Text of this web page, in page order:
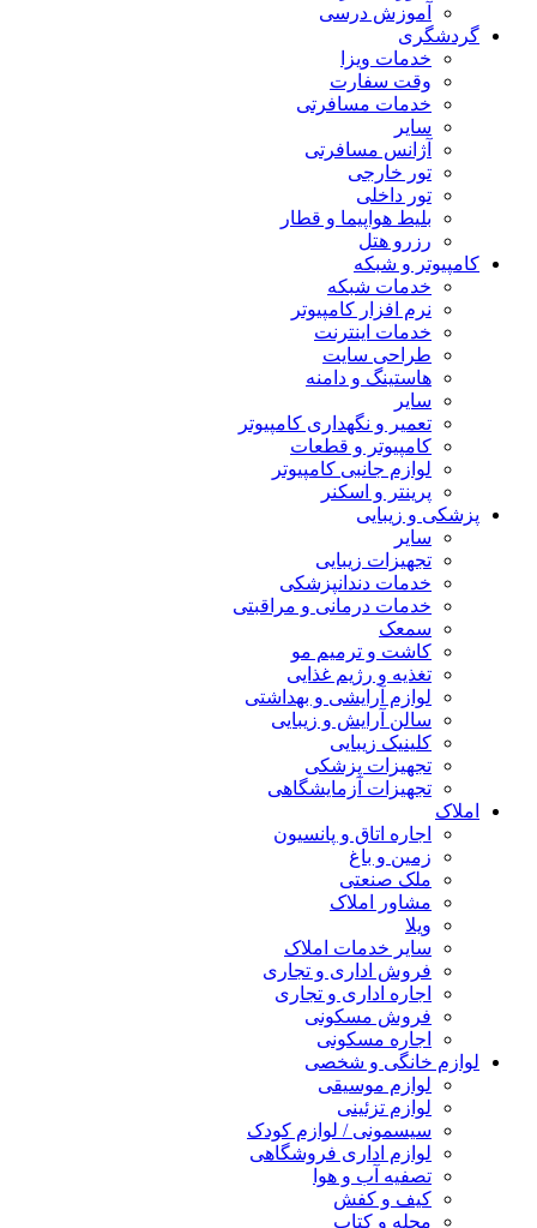
آموزش درسی
گردشگری
خدمات ویزا
وقت سفارت
خدمات مسافرتی
سایر
آژانس مسافرتی
تور خارجی
تور داخلی
بلیط هواپیما و قطار
رزرو هتل
کامپیوتر و شبکه
خدمات شبکه
نرم افزار کامپیوتر
خدمات اینترنت
طراحی سایت
هاستینگ و دامنه
سایر
تعمیر و نگهداری کامپیوتر
کامپیوتر و قطعات
لوازم جانبی کامپیوتر
پرینتر و اسکنر
پزشکی و زیبایی
سایر
تجهیزات زیبایی
خدمات دندانپزشکی
خدمات درمانی و مراقبتی
سمعک
کاشت و ترمیم مو
تغذیه و رژیم غذایی
لوازم آرایشی و بهداشتی
سالن آرایش و زیبایی
کلینیک زیبایی
تجهیزات پزشکی
تجهیزات آزمایشگاهی
املاک
اجاره اتاق و پانسیون
زمین و باغ
ملک صنعتی
مشاور املاک
ویلا
سایر خدمات املاک
فروش اداری و تجاری
اجاره اداری و تجاری
فروش مسکونی
اجاره مسکونی
لوازم خانگی و شخصی
لوازم موسیقی
لوازم تزئینی
سیسمونی / لوازم کودک
لوازم اداری فروشگاهی
تصفیه آب و هوا
کیف و کفش
مجله و کتاب